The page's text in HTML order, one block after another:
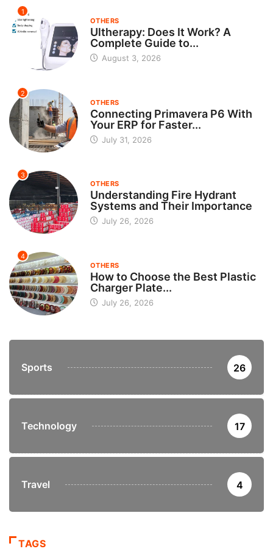
1
OTHERS
Ultherapy: Does It Work? A
Complete Guide to...
August 3, 2026
2
OTHERS
Connecting Primavera P6 With
Your ERP for Faster...
July 31, 2026
3
OTHERS
Understanding Fire Hydrant
Systems and Their Importance
July 26, 2026
4
OTHERS
How to Choose the Best Plastic
Charger Plate...
July 26, 2026
Sports 26
Technology 17
Travel 4
TAGS